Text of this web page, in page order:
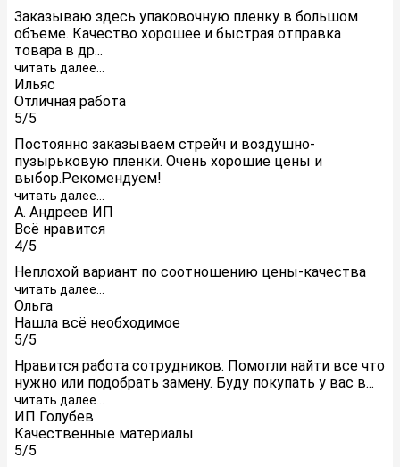
Заказываю здесь упаковочную пленку в большом
объеме. Качество хорошее и быстрая отправка
товара в др...
читать далее...
Ильяс
Отличная работа
5/5
Постоянно заказываем стрейч и воздушно-
пузырьковую пленки. Очень хорошие цены и
выбор.Рекомендуем!
читать далее...
А. Андреев ИП
Всё нравится
4/5
Неплохой вариант по соотношению цены-качества
читать далее...
Ольга
Нашла всё необходимое
5/5
Нравится работа сотрудников. Помогли найти все что
нужно или подобрать замену. Буду покупать у вас в...
читать далее...
ИП Голубев
Качественные материалы
5/5